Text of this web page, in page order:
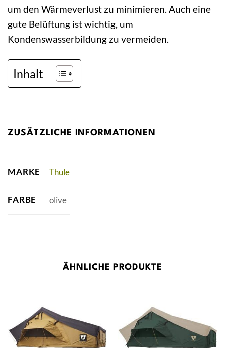
um den Wärmeverlust zu minimieren. Auch eine
gute Belüftung ist wichtig, um
Kondenswasserbildung zu vermeiden.
Inhalt
ZUSÄTZLICHE INFORMATIONEN
MARKE Thule
FARBE olive
ÄHNLICHE PRODUKTE